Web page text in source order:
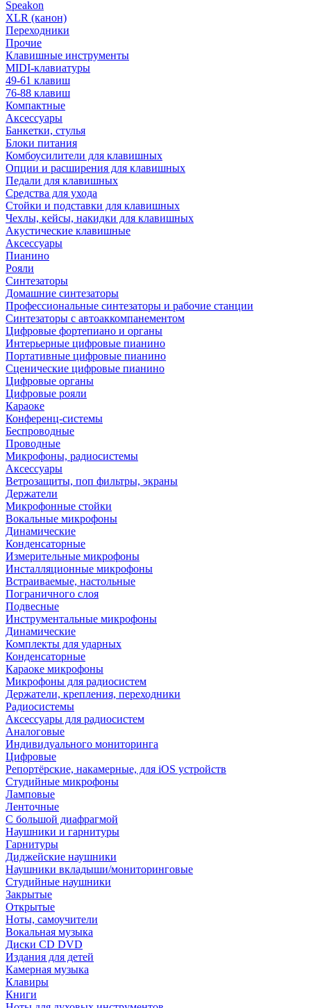
Speakon
XLR (канон)
Переходники
Прочие
Клавишные инструменты
MIDI-клавиатуры
49-61 клавиш
76-88 клавиш
Компактные
Аксессуары
Банкетки, стулья
Блоки питания
Комбоусилители для клавишных
Опции и расширения для клавишных
Педали для клавишных
Средства для ухода
Стойки и подставки для клавишных
Чехлы, кейсы, накидки для клавишных
Акустические клавишные
Аксессуары
Пианино
Рояли
Синтезаторы
Домашние синтезаторы
Профессиональные синтезаторы и рабочие станции
Синтезаторы с автоаккомпанементом
Цифровые фортепиано и органы
Интерьерные цифровые пианино
Портативные цифровые пианино
Сценические цифровые пианино
Цифровые органы
Цифровые рояли
Караоке
Конференц-системы
Беспроводные
Проводные
Микрофоны, радиосистемы
Аксессуары
Ветрозащиты, поп фильтры, экраны
Держатели
Микрофонные стойки
Вокальные микрофоны
Динамические
Конденсаторные
Измерительные микрофоны
Инсталляционные микрофоны
Встраиваемые, настольные
Пограничного слоя
Подвесные
Инструментальные микрофоны
Динамические
Комплекты для ударных
Конденсаторные
Караоке микрофоны
Микрофоны для радиосистем
Держатели, крепления, переходники
Радиосистемы
Аксессуары для радиосистем
Аналоговые
Индивидуального мониторинга
Цифровые
Репортёрские, накамерные, для iOS устройств
Студийные микрофоны
Ламповые
Ленточные
С большой диафрагмой
Наушники и гарнитуры
Гарнитуры
Диджейские наушники
Наушники вкладыши/мониторинговые
Студийные наушники
Закрытые
Открытые
Ноты, самоучители
Вокальная музыка
Диски CD DVD
Издания для детей
Камерная музыка
Клавиры
Книги